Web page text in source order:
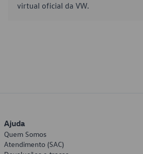
virtual oficial da VW.
Ajuda
Quem Somos
Atendimento (SAC)